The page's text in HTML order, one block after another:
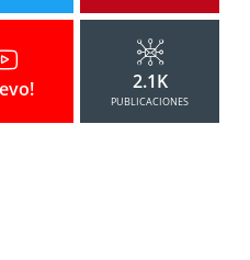
2.1K
PUBLICACIONES